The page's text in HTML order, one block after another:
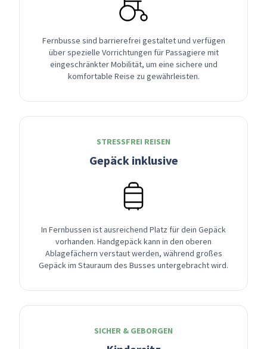
Fernbusse sind barrierefrei gestaltet und verfügen
über spezielle Vorrichtungen für Passagiere mit
eingeschränkter Mobilität, um eine sichere und
komfortable Reise zu gewährleisten.
STRESSFREI REISEN
Gepäck inklusive
In Fernbussen ist ausreichend Platz für dein Gepäck
vorhanden. Handgepäck kann in den oberen
Ablagefächern verstaut werden, während großes
Gepäck im Stauraum des Busses untergebracht wird.
SICHER & GEBORGEN